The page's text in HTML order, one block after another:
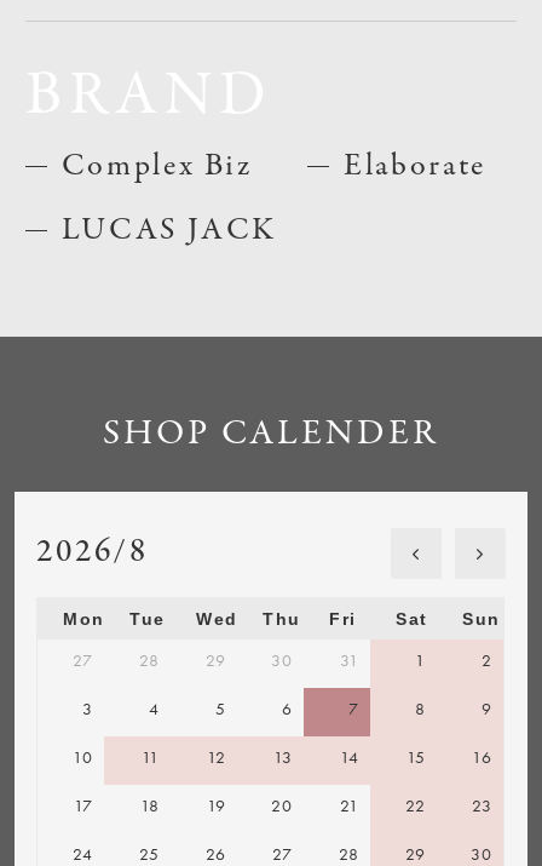
Complex Biz
LUCAS JACK
Elaborate
SHOP CALENDER
2026/8
Mon Tue Wed Thu Fri Sat Sun
27 28 29 30 31 1 2
3 4 5 6 7 8 9
10 11 12 13 14 15 16
17 18 19 20 21 22 23
24 25 26 27 28 29 30